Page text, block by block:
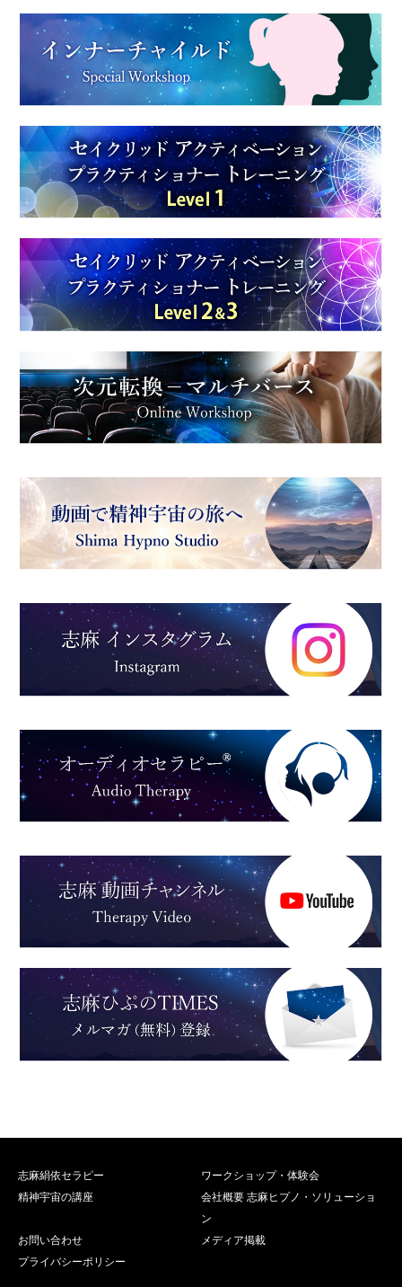
志麻絹依セラピー
ワークショップ・体験会
精神宇宙の講座
会社概要 志麻ヒプノ・ソリューショ
ン
お問い合わせ
メディア掲載
プライバシーポリシー